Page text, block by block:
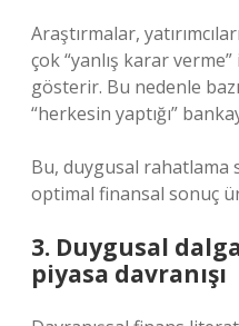
Araştırmalar,
çok “yanlış karar verme”
gösterir. Bu nedenle
“herkesin yaptığı”
Bu, duygusal rahatlama
optimal finansal sonuç
3. Duygusal
piyasa davranışı